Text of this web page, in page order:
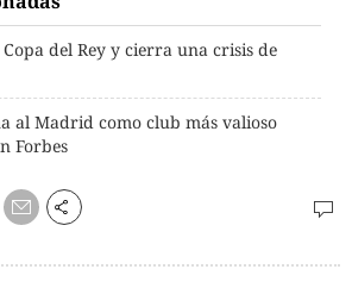
del Rey y cierra una crisis de
al Madrid como club más valioso
Forbes